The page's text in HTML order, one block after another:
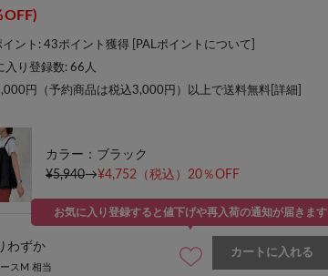
OFF)
イント: 43ポイント獲得 [ PALポイントについて
入り登録数: 66 人
円（予約商品は税込3,000円）以上で送料無料[ 詳細
カラー：ブラック
¥5,940→¥4,752 （税込）20％OFF
わずか
スM 相当
お気に入り登録すると値下げや再入荷の通知が届きます
カートに入れる